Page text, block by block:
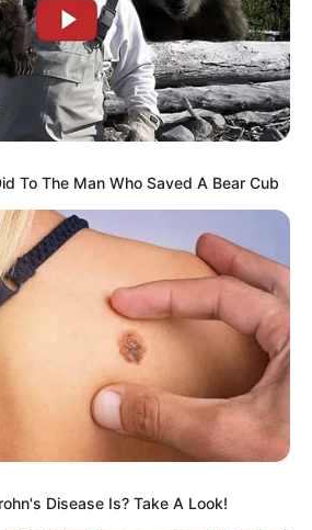
pueden revelar que algo no
de que aparezcan síntomas
To The Man Who Saved A Bear Cub
Disease Is? Take A Look!